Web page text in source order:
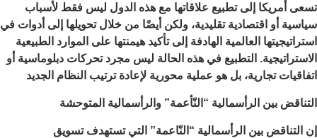
تسعى أمريكا إلى تطبيع علاقاتها مع هذه الدول ليس فقط لأسباب
سياسية أو اقتصادية تقليدية، ولكن أيضًا من خلال تحويلها إلى أدوات في
استراتيجيتها العالمية الهادفة إلى تأكيد هيمنتها على الموارد الطبيعية
الاستراتيجية. التطبيع في هذه الحالة ليس مجرد تحركات دبلوماسية أو
اتفاقيات تجارية، بل هو عملية محورية لإعادة ترتيب النظام الجديد
التناقض بين الرأسمالية “النّأعمة” والرأسمالية المتوحشة
إن التناقض بين الرأسمالية “النّاعمة” التي تستهدف تسويق